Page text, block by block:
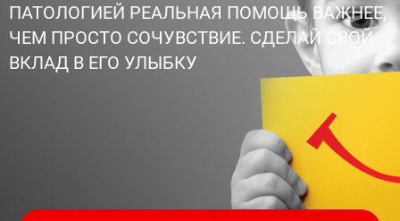
ПАТОЛОГИЕЙ РЕАЛЬНАЯ ПОМОЩЬ ВАЖНЕЕ,
ЧЕМ ПРОСТО СОЧУВСТВИЕ. СДЕЛАЙ СВОЙ
ВКЛАД В ЕГО УЛЫБКУ